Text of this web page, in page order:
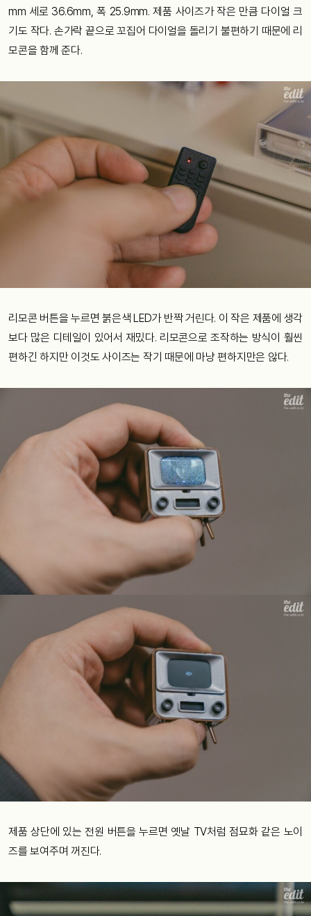
mm 세로 36.6mm, 폭 25.9mm. 제품 사이즈가 작은 만큼 다이얼 크
기도 작다. 손가락 끝으로 꼬집어 다이얼을 돌리기 불편하기 때문에 리
모콘을 함께 준다.
리모콘 버튼을 누르면 붉은색 LED가 반짝 거린다. 이 작은 제품에 생각
보다 많은 디테일이 있어서 재밌다. 리모콘으로 조작하는 방식이 훨씬
편하긴 하지만 이것도 사이즈는 작기 때문에 마냥 편하지만은 않다.
제품 상단에 있는 전원 버튼을 누르면 옛날 TV처럼 점묘화 같은 노이
즈를 보여주며 꺼진다.